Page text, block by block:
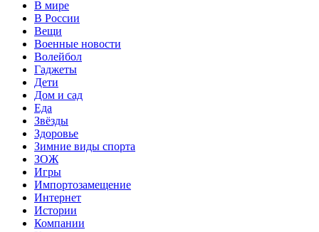
В мире
В России
Вещи
Военные новости
Волейбол
Гаджеты
Дети
Дом и сад
Еда
Звёзды
Здоровье
Зимние виды спорта
ЗОЖ
Игры
Импортозамещение
Интернет
Истории
Компании